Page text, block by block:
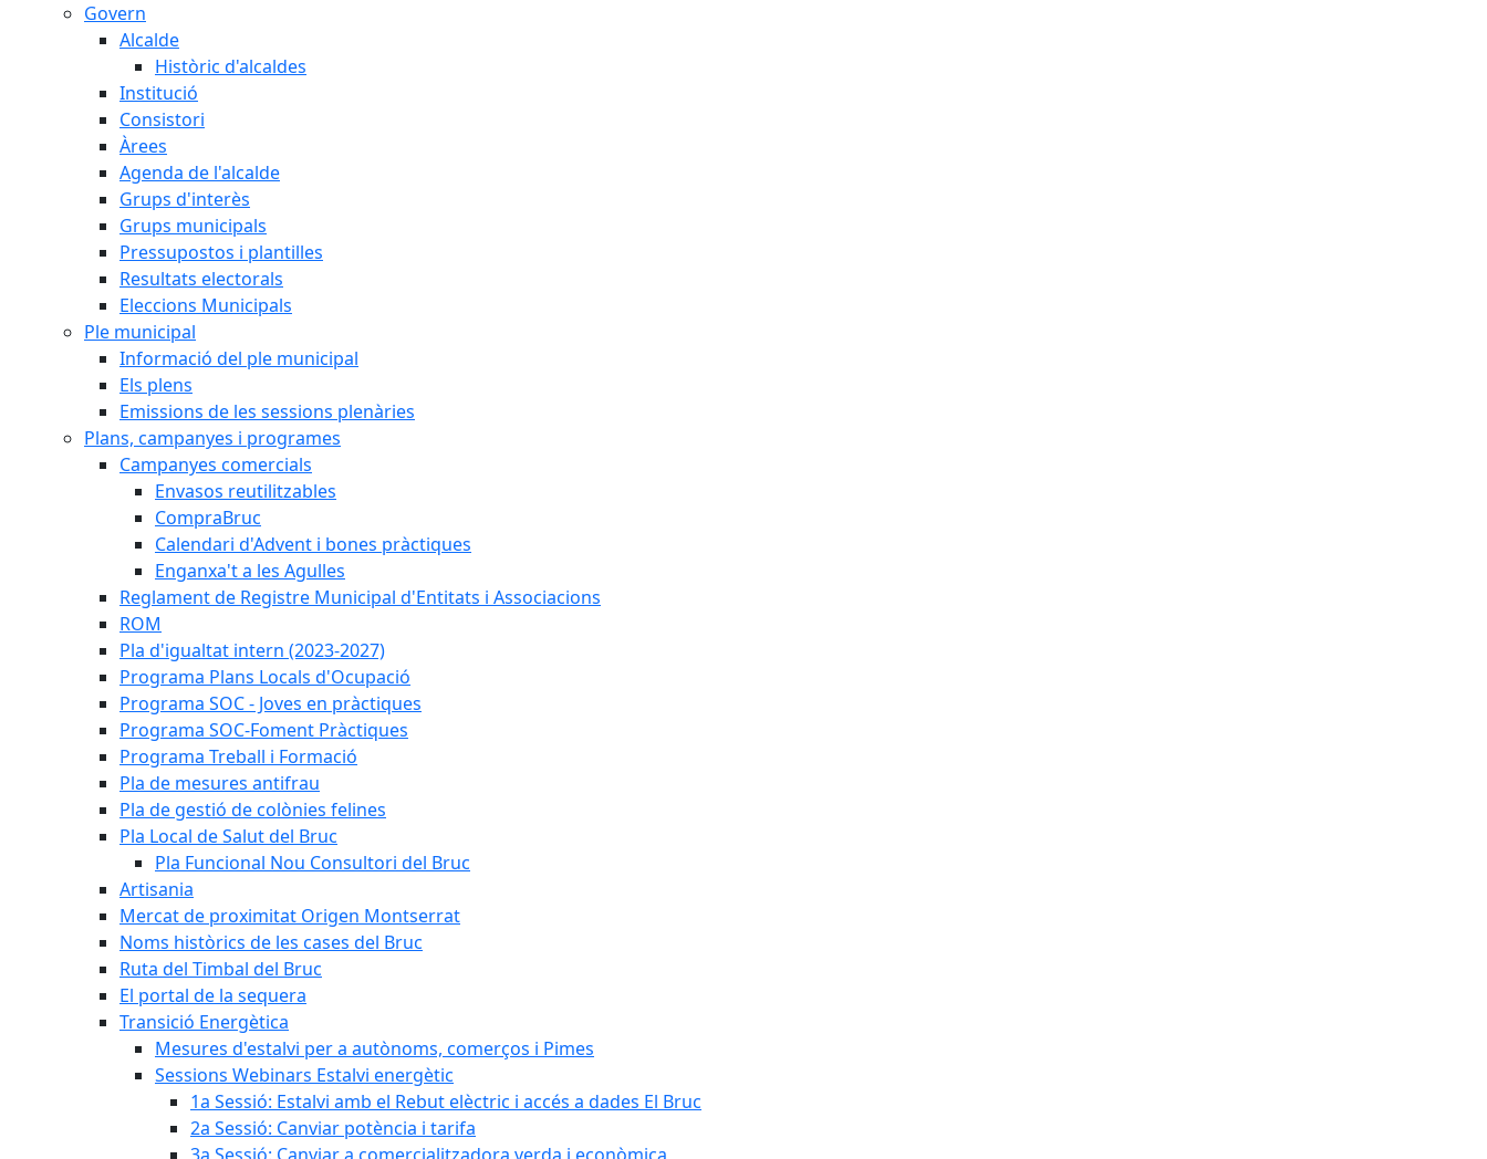
Govern
Alcalde
Històric d'alcaldes
Institució
Consistori
Àrees
Agenda de l'alcalde
Grups d'interès
Grups municipals
Pressupostos i plantilles
Resultats electorals
Eleccions Municipals
Ple municipal
Informació del ple municipal
Els plens
Emissions de les sessions plenàries
Plans, campanyes i programes
Campanyes comercials
Envasos reutilitzables
CompraBruc
Calendari d'Advent i bones pràctiques
Enganxa't a les Agulles
Reglament de Registre Municipal d'Entitats i Associacions
ROM
Pla d'igualtat intern (2023-2027)
Programa Plans Locals d'Ocupació
Programa SOC - Joves en pràctiques
Programa SOC-Foment Pràctiques
Programa Treball i Formació
Pla de mesures antifrau
Pla de gestió de colònies felines
Pla Local de Salut del Bruc
Pla Funcional Nou Consultori del Bruc
Artisania
Mercat de proximitat Origen Montserrat
Noms històrics de les cases del Bruc
Ruta del Timbal del Bruc
El portal de la sequera
Transició Energètica
Mesures d'estalvi per a autònoms, comerços i Pimes
Sessions Webinars Estalvi energètic
1a Sessió: Estalvi amb el Rebut elèctric i accés a dades El Bruc
2a Sessió: Canviar potència i tarifa